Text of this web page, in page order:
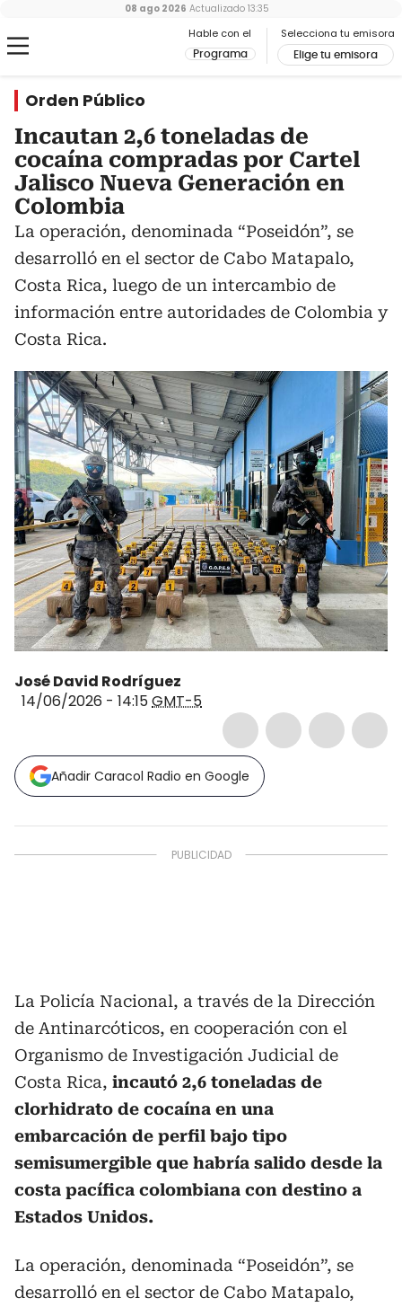
Hable con el
Programa
Selecciona tu emisora
Elige tu emisora
08 ago 2026 Actualizado 13:35
Orden Público
Incautan 2,6 toneladas de
cocaína compradas por Cartel
Jalisco Nueva Generación en
Colombia
La operación, denominada “Poseidón”, se
desarrolló en el sector de Cabo Matapalo,
Costa Rica, luego de un intercambio de
información entre autoridades de Colombia y
Costa Rica.
José David Rodríguez
14/06/2026 - 14:15GMT-5
Añadir Caracol Radio en Google
La Policía Nacional, a través de la Dirección
de Antinarcóticos, en cooperación con el
Organismo de Investigación Judicial de
Costa Rica, incautó 2,6 toneladas de
clorhidrato de cocaína en una
embarcación de perfil bajo tipo
semisumergible que habría salido desde la
costa pacífica colombiana con destino a
Estados Unidos.
La operación, denominada “Poseidón”, se
desarrolló en el sector de Cabo Matapalo,